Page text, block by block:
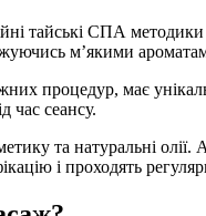
тайські СПА
м’якими
процедур, має
час сеансу.
та натуральні
і проходять